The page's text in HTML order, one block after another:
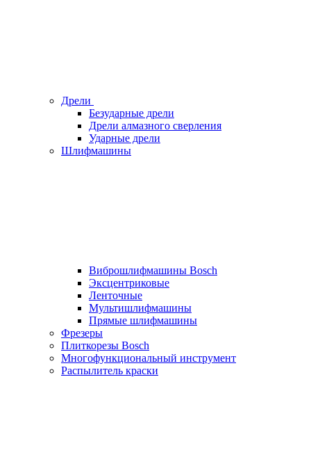
Дрели
Безударные дрели
Дрели алмазного сверления
Ударные дрели
Шлифмашины
Виброшлифмашины Bosch
Эксцентриковые
Ленточные
Мультишлифмашины
Прямые шлифмашины
Фрезеры
Плиткорезы Bosch
Многофункциональный инструмент
Распылитель краски